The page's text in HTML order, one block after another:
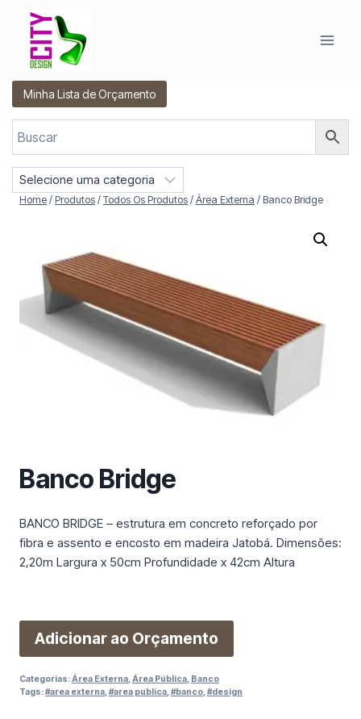
Conteúdo
Minha Lista de Orçamento
eHome / Produtos / Todos Os Produtos / Área Externa / Banco Bridge
Banco Bridge
BANCO BRIDGE – estrutura em concreto reforçado por
fibra e assento e encosto em madeira Jatobá. Dimensões:
2,20m Largura x 50cm Profundidade x 42cm Altura
Adicionar ao Orçamento
Categorias:Área Externa,Área Pública, Banco
Tags:#area externa,#area publica,#banco,#design